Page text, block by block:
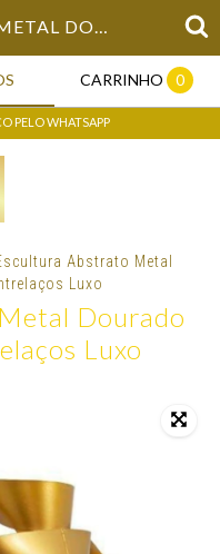
ESCULTURA ABSTRATO METAL DOURADO DECORATIVO ENTRELAÇOS LUXO
CARRINHO 0
PELO WHATSAPP
Abstrato Metal
Luxo
Dourado
Luxo